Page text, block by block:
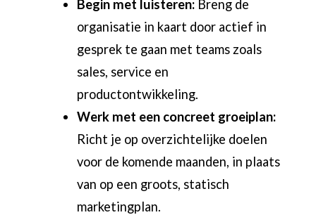
Begin met luisteren: Breng de
organisatie in kaart door actief in
gesprek te gaan met teams zoals
sales, service en
productontwikkeling.
Werk met een concreet groeiplan:
Richt je op overzichtelijke doelen
voor de komende maanden, in plaats
van op een groots, statisch
marketingplan.